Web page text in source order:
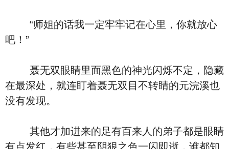
“师姐的话我一定牢牢记在心里，你就放心
吧！”
聂无双眼睛里面黑色的神光闪烁不定，隐藏
在最深处，就连盯着聂无双目不转睛的元浣溪也
没有发现。
其他才加进来的足有百来人的弟子都是眼睛
有点发红，有些甚至阴狠之色一闪即逝，谁都知